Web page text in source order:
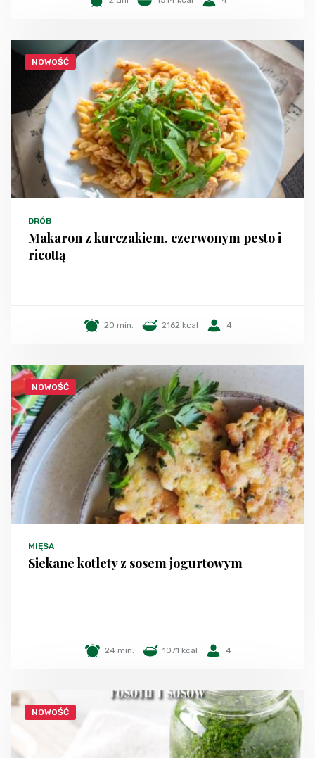
NOWOŚĆ
DRÓB
Makaron z kurczakiem, czerwonym pesto i
ricottą
20 min. 2162 kcal 4
NOWOŚĆ
MIĘSA
Siekane kotlety z sosem jogurtowym
24 min. 1071 kcal 4
NOWOŚĆ